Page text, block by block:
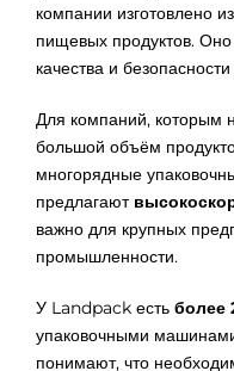
компании изготовлено
пищевых продуктов.
качества и
Для компаний, которым
большой объём
многорядные
предлагают
важно для крупных
промышленности.
У Landpack есть более
упаковочными
понимают, что